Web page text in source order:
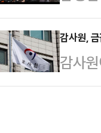
더 바
21일
호한
프가
한중
대규
확보
것으
높아
감사원,
감사
간 검